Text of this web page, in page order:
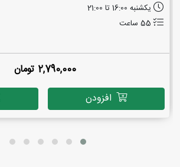
یکشنبه 16:00 تا 21:00
55 ساعت
2,790,000 تومان
افزودن